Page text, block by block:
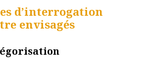
d’interrogation
envisagés